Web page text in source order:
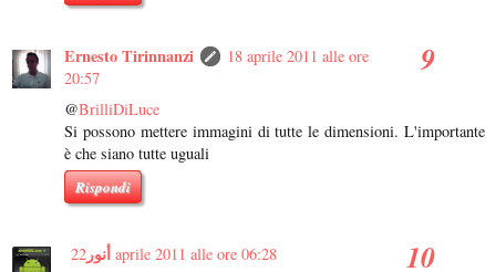
Ernesto Tirinnanzi
18 aprile 2011 alle ore
20:57
@BrilliDiLuce
Si possono mettere immagini di tutte le dimensioni. L'importante
è che siano tutte uguali
Rispondi
أنور 22 aprile 2011 alle ore 06:28